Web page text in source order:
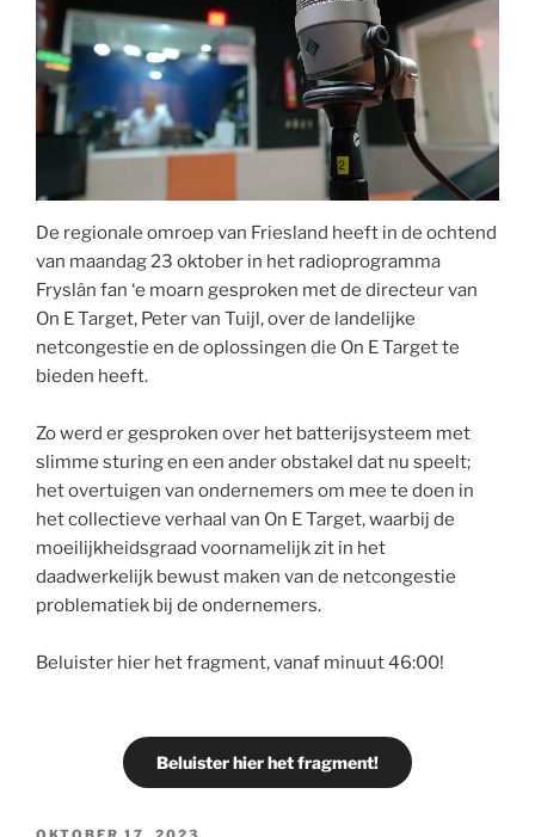
De regionale omroep van Friesland heeft in de ochtend
van maandag 23 oktober in het radioprogramma
Fryslân fan ‘e moarn gesproken met de directeur van
On E Target, Peter van Tuijl, over de landelijke
netcongestie en de oplossingen die On E Target te
bieden heeft.
Zo werd er gesproken over het batterijsysteem met
slimme sturing en een ander obstakel dat nu speelt;
het overtuigen van ondernemers om mee te doen in
het collectieve verhaal van On E Target, waarbij de
moeilijkheidsgraad voornamelijk zit in het
daadwerkelijk bewust maken van de netcongestie
problematiek bij de ondernemers.
Beluister hier het fragment, vanaf minuut 46:00!
Beluister hier het fragment!